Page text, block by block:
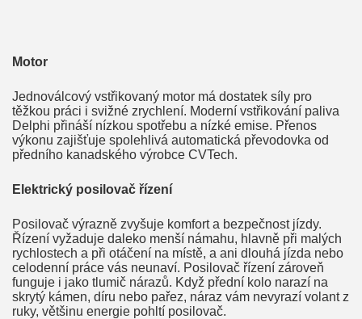
Motor
Jednoválcový vstřikovaný motor má dostatek síly pro
těžkou práci i svižné zrychlení. Moderní vstřikování paliva
Delphi přináší nízkou spotřebu a nízké emise. Přenos
výkonu zajišťuje spolehlivá automatická převodovka od
předního kanadského výrobce CVTech.
Elektrický posilovač řízení
Posilovač výrazně zvyšuje komfort a bezpečnost jízdy.
Řízení vyžaduje daleko menší námahu, hlavně při malých
rychlostech a při otáčení na místě, a ani dlouhá jízda nebo
celodenní práce vás neunaví. Posilovač řízení zároveň
funguje i jako tlumič nárazů. Když přední kolo narazí na
skrytý kámen, díru nebo pařez, náraz vám nevyrazí volant z
ruky, většinu energie pohltí posilovač.